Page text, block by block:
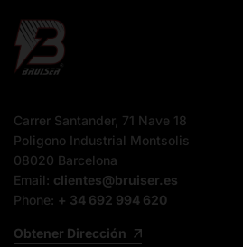
Carrer Santander, 71 Nave 18
Poligono Industrial Montsolis
08020 Barcelona
Email: clientes@bruiser.es
Phone: + 34 692 994 620
Obtener Dirección